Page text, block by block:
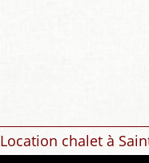
Location chalet à